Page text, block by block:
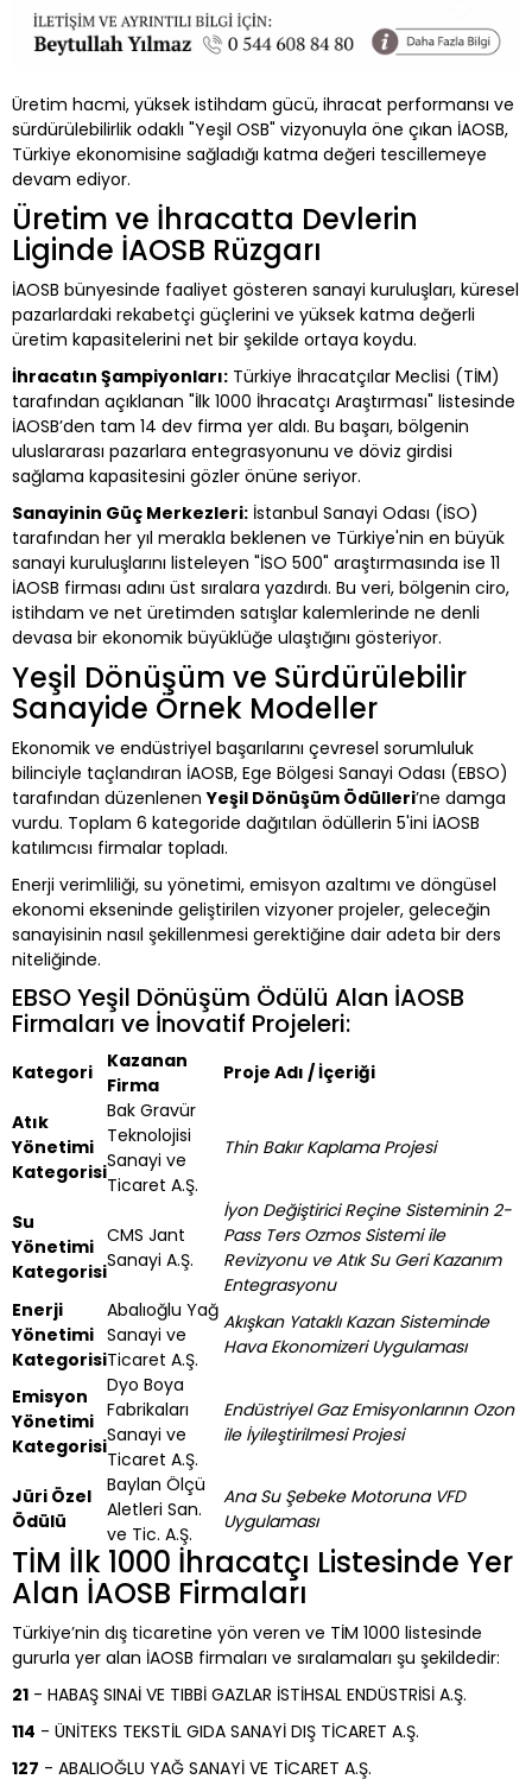
Üretim hacmi, yüksek istihdam gücü, ihracat performansı ve
sürdürülebilirlik odaklı "Yeşil OSB" vizyonuyla öne çıkan İAOSB,
Türkiye ekonomisine sağladığı katma değeri tescillemeye
devam ediyor.
Üretim ve İhracatta Devlerin
Liginde İAOSB Rüzgarı
İAOSB bünyesinde faaliyet gösteren sanayi kuruluşları, küresel
pazarlardaki rekabetçi güçlerini ve yüksek katma değerli
üretim kapasitelerini net bir şekilde ortaya koydu.
İhracatın Şampiyonları: Türkiye İhracatçılar Meclisi (TİM)
tarafından açıklanan "İlk 1000 İhracatçı Araştırması" listesinde
İAOSB’den tam 14 dev firma yer aldı. Bu başarı, bölgenin
uluslararası pazarlara entegrasyonunu ve döviz girdisi
sağlama kapasitesini gözler önüne seriyor.
Sanayinin Güç Merkezleri: İstanbul Sanayi Odası (İSO)
tarafından her yıl merakla beklenen ve Türkiye'nin en büyük
sanayi kuruluşlarını listeleyen "İSO 500" araştırmasında ise 11
İAOSB firması adını üst sıralara yazdırdı. Bu veri, bölgenin ciro,
istihdam ve net üretimden satışlar kalemlerinde ne denli
devasa bir ekonomik büyüklüğe ulaştığını gösteriyor.
Yeşil Dönüşüm ve Sürdürülebilir
Sanayide Örnek Modeller
Ekonomik ve endüstriyel başarılarını çevresel sorumluluk
bilinciyle taçlandıran İAOSB, Ege Bölgesi Sanayi Odası (EBSO)
tarafından düzenlenenYeşil Dönüşüm Ödülleri’ne damga
vurdu. Toplam 6 kategoride dağıtılan ödüllerin 5'ini İAOSB
katılımcısı firmalar topladı.
Enerji verimliliği, su yönetimi, emisyon azaltımı ve döngüsel
ekonomi ekseninde geliştirilen vizyoner projeler, geleceğin
sanayisinin nasıl şekillenmesi gerektiğine dair adeta bir ders
niteliğinde.
EBSO Yeşil Dönüşüm Ödülü Alan İAOSB
Firmaları ve İnovatif Projeleri:
Kategori
Kazanan
Firma
Proje Adı / İçeriği
Atık
Yönetimi
Kategorisi
Bak Gravür
Teknolojisi
Sanayi ve
Ticaret A.Ş.
Thin Bakır Kaplama Projesi
Su
Yönetimi
Kategorisi
CMS Jant
Sanayi A.Ş.
İyon Değiştirici Reçine Sisteminin 2-
Pass Ters Ozmos Sistemi ile
Revizyonu ve Atık Su Geri Kazanım
Entegrasyonu
Enerji
Yönetimi
Kategorisi
Abalıoğlu Yağ
Sanayi ve
Ticaret A.Ş.
Akışkan Yataklı Kazan Sisteminde
Hava Ekonomizeri Uygulaması
Emisyon
Yönetimi
Kategorisi
Dyo Boya
Fabrikaları
Sanayi ve
Ticaret A.Ş.
Endüstriyel Gaz Emisyonlarının Ozon
ile İyileştirilmesi Projesi
Jüri Özel
Ödülü
Baylan Ölçü
Aletleri San.
ve Tic. A.Ş.
Ana Su Şebeke Motoruna VFD
Uygulaması
TİM İlk 1000 İhracatçı Listesinde Yer
Alan İAOSB Firmaları
Türkiye’nin dış ticaretine yön veren ve TİM 1000 listesinde
gururla yer alan İAOSB firmaları ve sıralamaları şu şekildedir:
21 - HABAŞ SINAİ VE TIBBİ GAZLAR İSTİHSAL ENDÜSTRİSİ A.Ş.
114 - ÜNİTEKS TEKSTİL GIDA SANAYİ DIŞ TİCARET A.Ş.
127 - ABALIOĞLU YAĞ SANAYİ VE TİCARET A.Ş.